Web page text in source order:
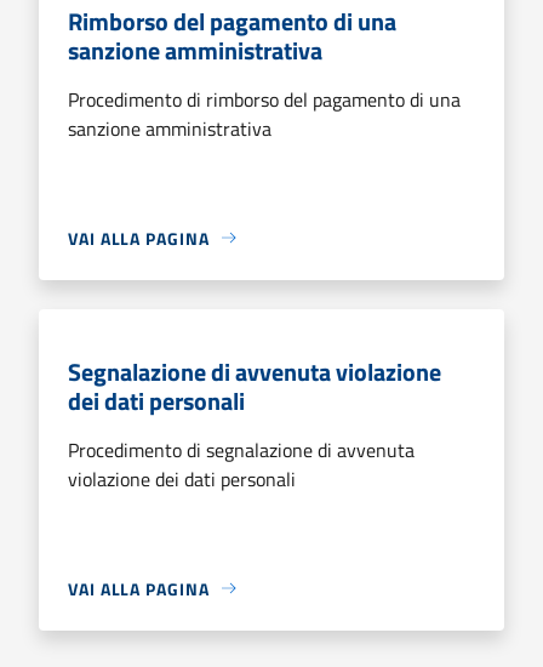
Rimborso del pagamento di una
sanzione amministrativa
Procedimento di rimborso del pagamento di una
sanzione amministrativa
VAI ALLA PAGINA
Segnalazione di avvenuta violazione
dei dati personali
Procedimento di segnalazione di avvenuta
violazione dei dati personali
VAI ALLA PAGINA